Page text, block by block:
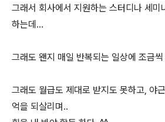
그래서 회사에서 지원하는 스터디나 세미
하는데...
그래도 왠지 매일 반복되는 일상에 조금
그래도 월급도 제대로 받지도 못하고, 야
억을 되살리며..